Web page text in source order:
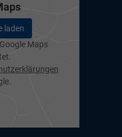
laden
Maps